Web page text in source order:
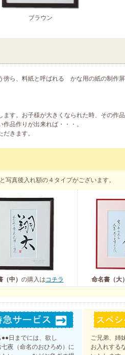
ブラウン
傍ら、料紙と呼ばれる かな用の紙の制作
す。お子様が大きくなられた時、その作
品作りが出来れば・・・。
きます。
真後入れ額の４タイプがございます。
中） の購入はコチラ 命名書（大）
●●日までには、欲し
七夜（命名のおひろめ）に
ご兄弟、姉
お入れする